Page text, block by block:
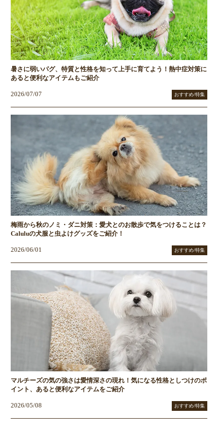
暑さに弱いパグ、特質と性格を知って上手に育てよう！熱中症対策に
あると便利なアイテムもご紹介
2026/07/07 おすすめ/特集
梅雨から秋のノミ・ダニ対策：愛犬とのお散歩で気をつけることは？
Caluluの犬服と虫よけグッズをご紹介！
2026/06/01 おすすめ/特集
マルチーズの気の強さは愛情深さの現れ！気になる性格としつけのポ
イント、あると便利なアイテムをご紹介
2026/05/08 おすすめ/特集